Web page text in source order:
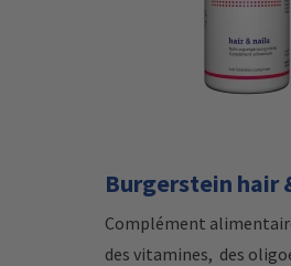
Burgerstein hair
Complément
des vitamines, des